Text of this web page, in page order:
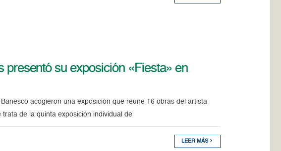
presentó su exposición «Fiesta» en
acogieron una exposición que reúne 16 obras del artista
de la quinta exposición individual de
LEER MÁS